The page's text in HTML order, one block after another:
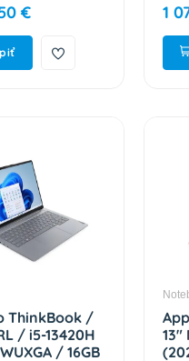
€ 1
ThinkBook /
/ i5-13420H
/ 16GB
13"